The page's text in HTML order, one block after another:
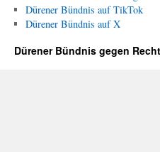
Dürener Bündnis auf TikTok
Dürener Bündnis auf X
Dürener Bündnis gegen